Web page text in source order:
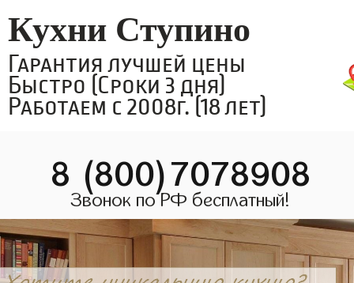
Кухни Ступино
Гарантия лучшей цены
Быстро (Сроки 3 дня)
Работаем с 2008г. (18 лет)
8 (800)7078908
Звонок по РФ бесплатный!